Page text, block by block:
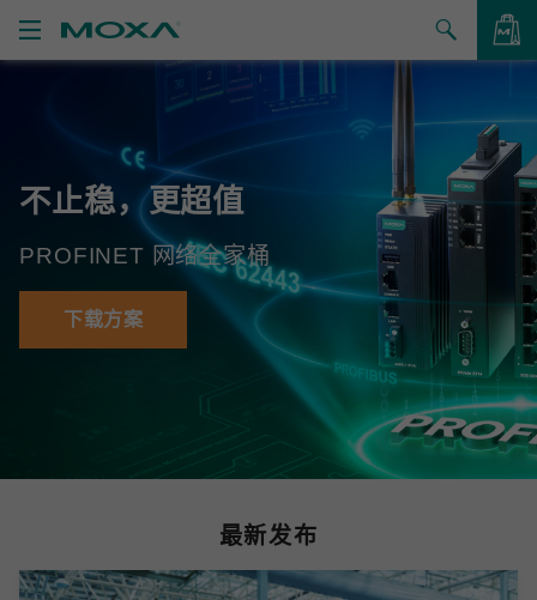
持
何购买
于我们
Moxa
不止稳，更超值
PROFINET 网络全家桶
下载方案
最新发布
查看询价